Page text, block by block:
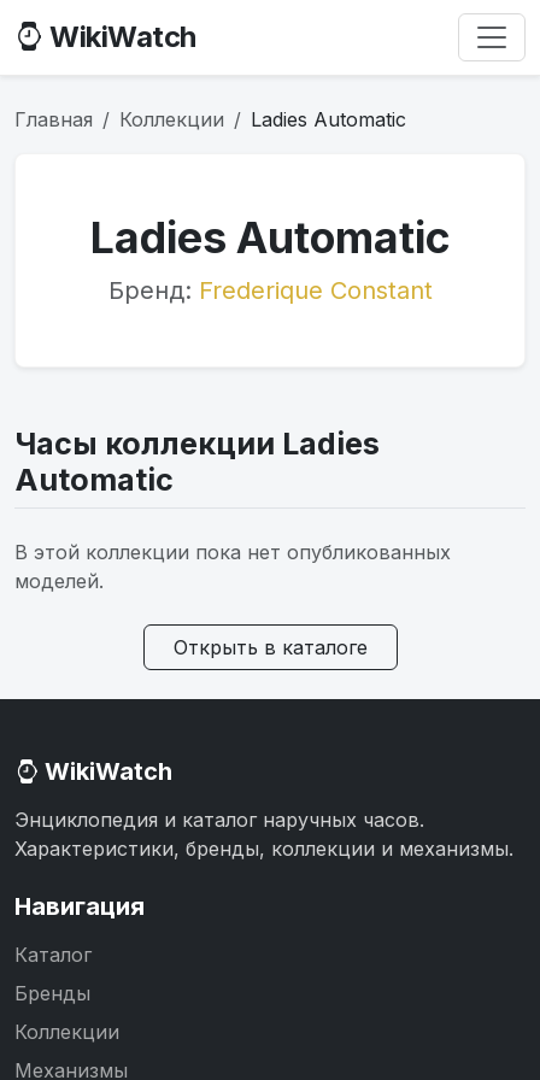
WikiWatch
Главная Коллекции Ladies Automatic
Ladies Automatic
Бренд: Frederique Constant
Часы коллекции Ladies
Automatic
В этой коллекции пока нет опубликованных
моделей.
Открыть в каталоге
WikiWatch
Энциклопедия и каталог наручных часов.
Характеристики, бренды, коллекции и механизмы.
Навигация
Каталог
Бренды
Коллекции
Механизмы